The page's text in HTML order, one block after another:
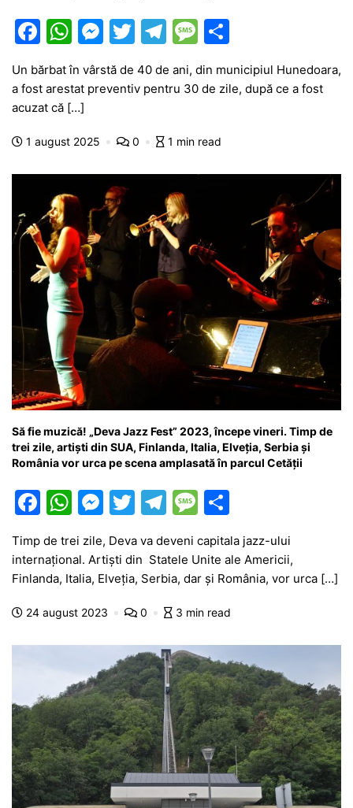
F
c
e
b
o
o
k
W
at
s
A
p
M
s
e
g
er
T
itt
T
el
e
a
M
e
s
a
e
ar
ta
ă
Un bărbat în vârstă de 40 de ani, din municipiul Hunedoara,
a fost arestat preventiv pentru 30 de zile, după ce a fost
acuzat că […]
1 august 2025 0 1 min read
Să fie muzică! „Deva Jazz Fest” 2023, începe vineri. Timp de
trei zile, artiști din SUA, Finlanda, Italia, Elveția, Serbia și
România vor urca pe scena amplasată în parcul Cetății
F
c
e
b
o
W
h
at
s
A
p
M
s
s
e
g
er
T
itt
er
T
e
gr
a
m
M
s
s
a
e
ar
ta
je
a
ă
Timp de trei zile, Deva va deveni capitala jazz-ului
internațional. Artiști din Statele Unite ale Americii,
Finlanda, Italia, Elveția, Serbia, dar și România, vor urca […]
24 august 2023 0 3 min read